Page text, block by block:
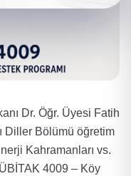
Dr. Öğr. Üyesi Fatih
Diller Bölümü öğretim
Kahramanları vs.
4009 – Köy